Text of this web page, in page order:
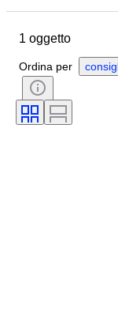
Genere
Lunghezza del
Materiale del
Diametro della
1 oggetto
Ordina per